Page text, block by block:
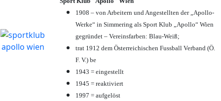
1908 – von Arbeitern und Angestellten der „Apollo-
Werke“ in Simmering als Sport Klub „Apollo“ Wien
gegründet – Vereinsfarben: Blau-Weiß;
trat 1912 dem Österreichischen Fussball Verband (Ö.
F. V.) be
1943 = eingestellt
1945 = reaktiviert
1997 = aufgelöst